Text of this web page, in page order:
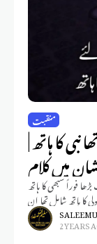
منقبت
کا ہاتھ |
میں کلام
فوراً سبھی کا ہاتھ
کا ہاتھ شامل تھا ان
SALEEM
2 YEARS